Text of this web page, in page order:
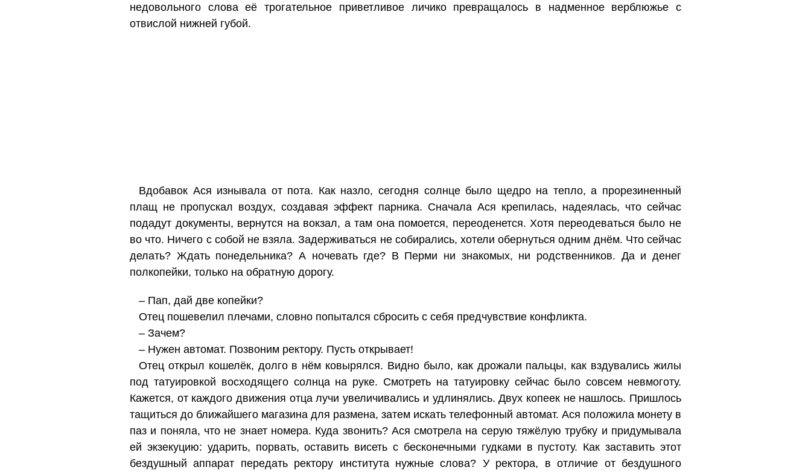
недовольного слова её трогательное приветливое личико превращалось в надменное верблюжье с
отвислой нижней губой.
Вдобавок Ася изнывала от пота. Как назло, сегодня солнце было щедро на тепло, а прорезиненный
плащ не пропускал воздух, создавая эффект парника. Сначала Ася крепилась, надеялась, что сейчас
подадут документы, вернутся на вокзал, а там она помоется, переоденется. Хотя переодеваться было не
во что. Ничего с собой не взяла. Задерживаться не собирались, хотели обернуться одним днём. Что сейчас
делать? Ждать понедельника? А ночевать где? В Перми ни знакомых, ни родственников. Да и денег
полкопейки, только на обратную дорогу.
– Пап, дай две копейки?
Отец пошевелил плечами, словно попытался сбросить с себя предчувствие конфликта.
– Зачем?
– Нужен автомат. Позвоним ректору. Пусть открывает!
Отец открыл кошелёк, долго в нём ковырялся. Видно было, как дрожали пальцы, как вздувались жилы
под татуировкой восходящего солнца на руке. Смотреть на татуировку сейчас было совсем невмоготу.
Кажется, от каждого движения отца лучи увеличивались и удлинялись. Двух копеек не нашлось. Пришлось
тащиться до ближайшего магазина для размена, затем искать телефонный автомат. Ася положила монету в
паз и поняла, что не знает номера. Куда звонить? Ася смотрела на серую тяжёлую трубку и придумывала
ей экзекуцию: ударить, порвать, оставить висеть с бесконечными гудками в пустоту. Как заставить этот
бездушный аппарат передать ректору института нужные слова? У ректора, в отличие от бездушного